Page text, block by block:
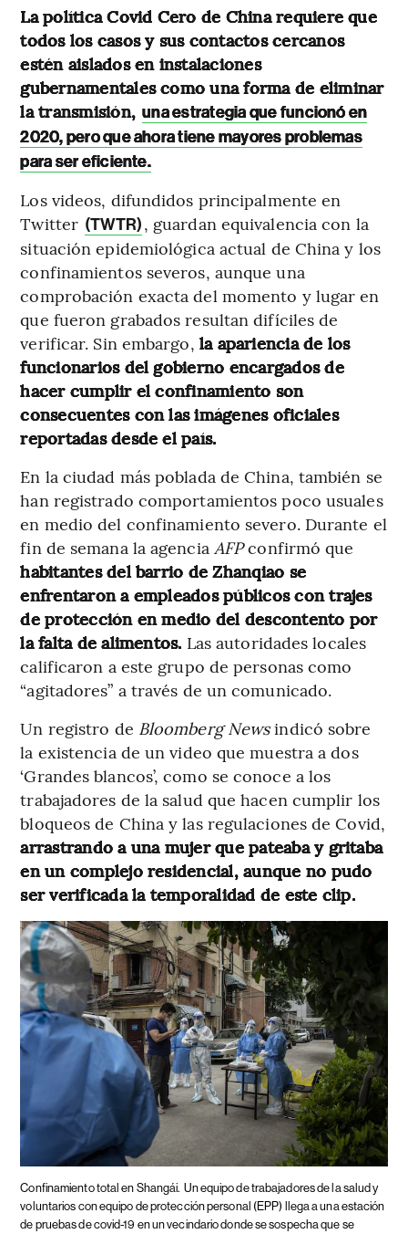
La política Covid Cero de China requiere que
todos los casos y sus contactos cercanos
estén aislados en instalaciones
gubernamentales como una forma de eliminar
la transmisión, una estrategia que funcionó en
2020, pero que ahora tiene mayores problemas
para ser eficiente.
Los videos, difundidos principalmente en
Twitter (TWTR), guardan equivalencia con la
situación epidemiológica actual de China y los
confinamientos severos, aunque una
comprobación exacta del momento y lugar en
que fueron grabados resultan difíciles de
verificar. Sin embargo, la apariencia de los
funcionarios del gobierno encargados de
hacer cumplir el confinamiento son
consecuentes con las imágenes oficiales
reportadas desde el país.
En la ciudad más poblada de China, también se
han registrado comportamientos poco usuales
en medio del confinamiento severo. Durante el
fin de semana la agencia AFPconfirmó que
habitantes del barrio de Zhanqiao se
enfrentaron a empleados públicos con trajes
de protección en medio del descontento por
la falta de alimentos. Las autoridades locales
calificaron a este grupo de personas como
“agitadores” a través de un comunicado.
Un registro de Bloomberg Newsindicó sobre
la existencia de un video que muestra a dos
‘Grandes blancos’, como se conoce a los
trabajadores de la salud que hacen cumplir los
bloqueos de China y las regulaciones de Covid,
arrastrando a una mujer que pateaba y gritaba
en un complejo residencial, aunque no pudo
ser verificada la temporalidad de este clip.
Confinamiento total en Shangái. Un equipo de trabajadores de la salud y
voluntarios con equipo de protección personal (EPP) llega a una estación
de pruebas de covid-19 en un vecindario donde se sospecha que se